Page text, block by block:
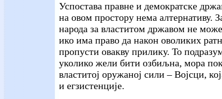
Успостава правне и демократске
на овом простору нема алтернативу.
народа за властитом државом не
ико има право да након оволиких
пропусти овакву прилику. То
уколико жели бити озбиљна, мора
властитој оружаној сили – Војсци,
и егзистенције.